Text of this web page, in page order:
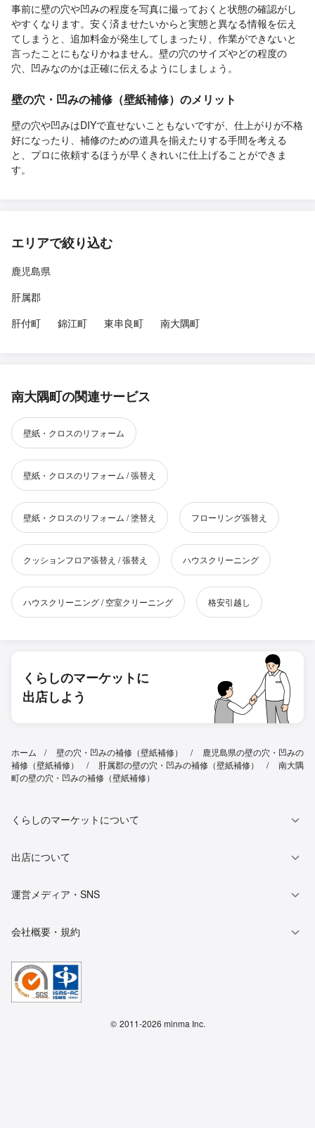
事前に壁の穴や凹みの程度を写真に撮っておくと状態の確認がし
やすくなります。安く済ませたいからと実態と異なる情報を伝え
てしまうと、追加料金が発生してしまったり、作業ができないと
言ったことにもなりかねません。壁の穴のサイズやどの程度の
穴、凹みなのかは正確に伝えるようにしましょう。
壁の穴・凹みの補修（壁紙補修）のメリット
壁の穴や凹みはDIYで直せないこともないですが、仕上がりが不格
好になったり、補修のための道具を揃えたりする手間を考える
と、プロに依頼するほうが早くきれいに仕上げることができま
す。
エリアで絞り込む
鹿児島県
肝属郡
肝付町
錦江町 東串良町 南大隅町
南大隅町の関連サービス
壁紙・クロスのリフォーム
壁紙・クロスのリフォーム / 張替え
壁紙・クロスのリフォーム / 塗替え フローリング張替え
クッションフロア張替え / 張替え ハウスクリーニング
ハウスクリーニング / 空室クリーニング 格安引越し
くらしのマーケットに
出店しよう
ホーム 壁の穴・凹みの補修（壁紙補修）
鹿児島県の壁の穴・凹みの
補修（壁紙補修）
肝属郡の壁の穴・凹みの補修（壁紙補修）
南大隅
町の壁の穴・凹みの補修（壁紙補修）
くらしのマーケットについて
出店について
運営メディア・SNS
会社概要・規約
© 2011-2026 minma Inc.